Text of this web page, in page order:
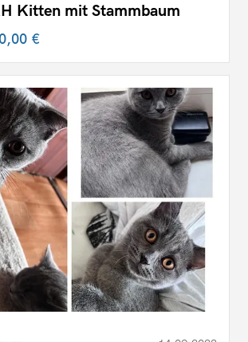
Kitten mit Stammbaum
€